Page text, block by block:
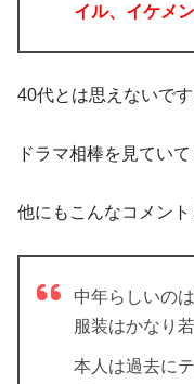
イル、イケメン
40代とは思えないです
ドラマ相棒を見てい
他にもこんなコメント
中年らしいの
服装はかなり
本人は過去に